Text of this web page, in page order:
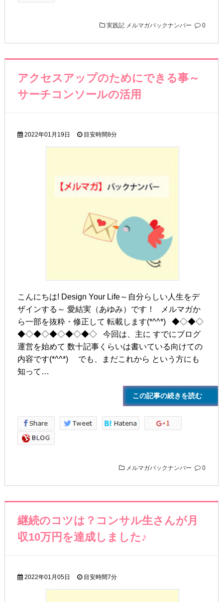
実践記 メルマガバックナンバー 0
アクセスアップのためにできる事～
サーチコンソールの活用
2022年01月19日 目安時間8分
こんにちは! Design Your Life～自分らしい人生をデ
ザインする～ 愛結実（あゆみ）です！ メルマガか
ら一部を抜粋・修正して 転載します(*^^*) ◆◇◆◇
◆◇◆◇◆◇◆◇◆◇ 今回は、主に すでにブログ
運営を始めて 数十記事くらいは書いている向けての
内容です(*^^*) でも、まだこれから という方にも
知って…
この記事の続きを読む
メルマガバックナンバー 0
継続のコツは？コンサル生さんが月
収10万円を達成しました♪
2022年01月05日 目安時間7分